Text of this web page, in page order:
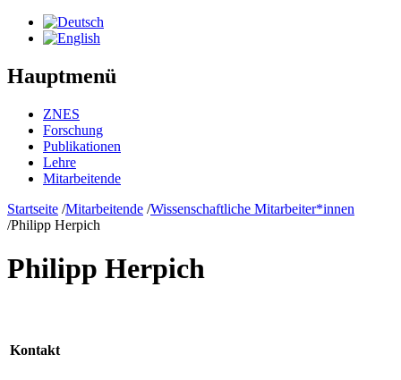
Hauptmenü
ZNES
Forschung
Publikationen
Lehre
Mitarbeitende
Startseite /Mitarbeitende /Wissenschaftliche Mitarbeiter*innen
/Philipp Herpich
Philipp Herpich
Kontakt